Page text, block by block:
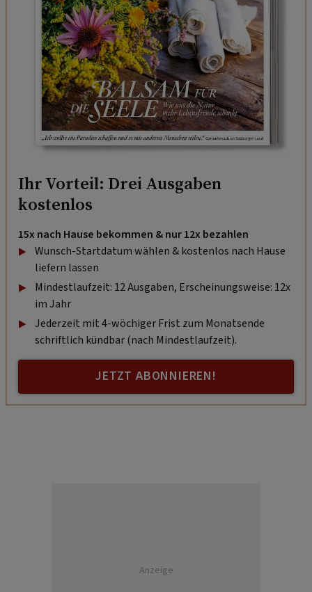
Ihr Vorteil: Drei Ausgaben
kostenlos
15x nach Hause bekommen & nur 12x bezahlen
Wunsch-Startdatum wählen & kostenlos nach Hause
liefern lassen
Mindestlaufzeit: 12 Ausgaben, Erscheinungsweise: 12x
im Jahr
Jederzeit mit 4-wöchiger Frist zum Monatsende
schriftlich kündbar (nach Mindestlaufzeit).
JETZT ABONNIEREN!
Anzeige